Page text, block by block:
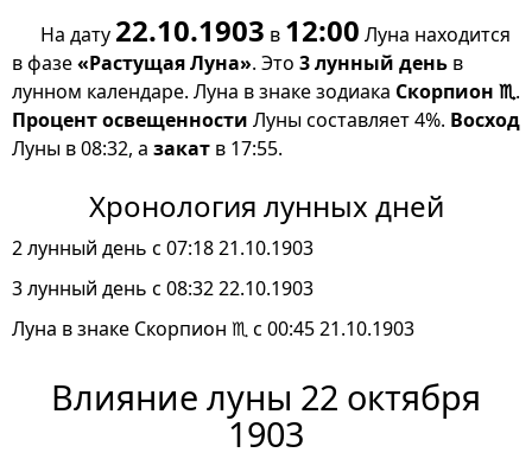
На дату 22.10.1903 в 12:00 Луна находится
в фазе«Растущая Луна». Это 3 лунный день в
лунном календаре. Луна в знаке зодиака Скорпион ♏.
Процент освещенности Луны составляет 4%. Восход
Луны в 08:32, а закат в 17:55.
Хронология лунных дней
2 лунный день с 07:18 21.10.1903
3 лунный день с 08:32 22.10.1903
Луна в знаке Скорпион ♏ с 00:45 21.10.1903
Влияние луны 22 октября
1903